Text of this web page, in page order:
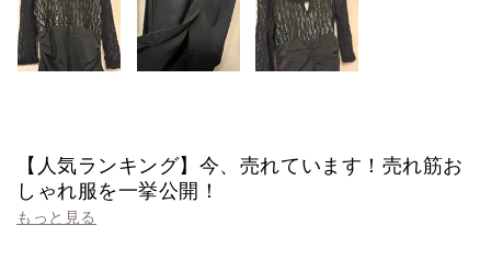
【人気ランキング】今、売れています！売れ筋お
しゃれ服を一挙公開！
もっと見る